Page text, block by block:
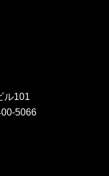
ル101
5066